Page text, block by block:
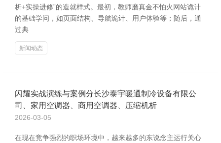
析+实操进修”的造就样式。最初，教师磨真金不怕火网站诡计
的基础学问，如页面结构、导航诡计、用户体验等；随后，通
过典
新闻动态
闪耀实战演练与案例分长沙泰宇暖通制冷设备有限公
司、家用空调器、商用空调器、压缩机析
2026-03-05
在现在竞争强烈的职场环境中，越来越多的东说念主运行关心